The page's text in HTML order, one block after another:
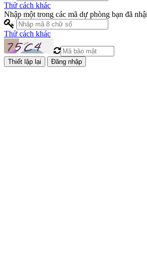
Thử cách khác
Nhập một trong các mã dự phòng bạn đã
Thử cách khác
Đăng nhập